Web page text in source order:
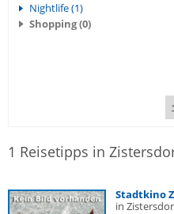
Nightlife (1)
Shopping (0)
1 Reisetipps in
Stadtkino
in